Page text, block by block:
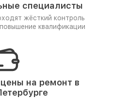
специалисты
жёсткий контроль
квалификации
на ремонт в